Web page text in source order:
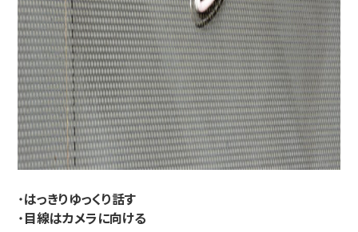
・はっきりゆっくり話す
・目線はカメラに向ける